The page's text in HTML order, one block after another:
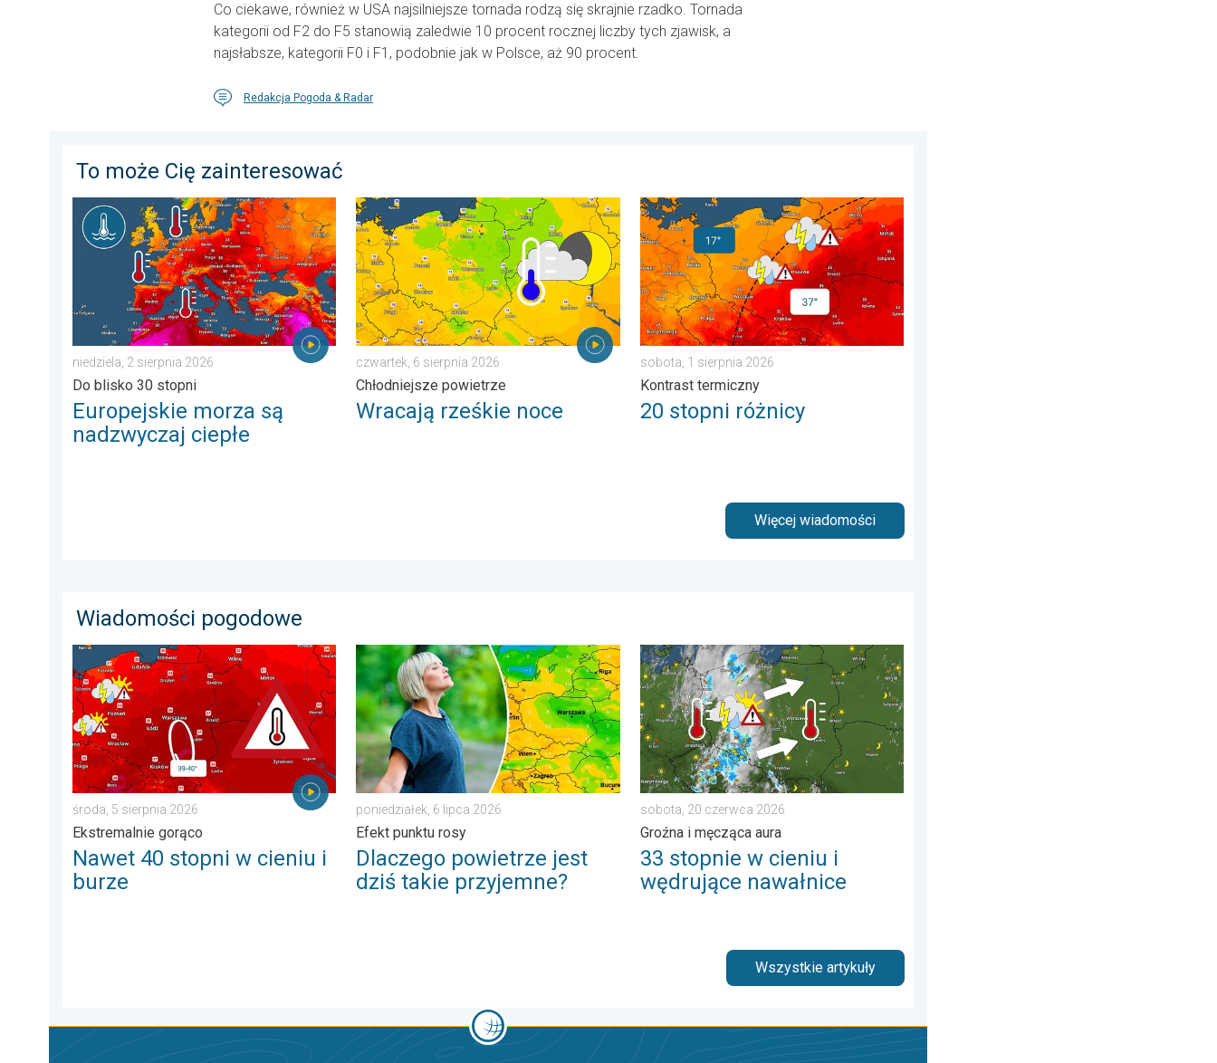
Co ciekawe, również w USA najsilniejsze tornada rodzą się skrajnie rzadko. Tornada
kategorii od F2 do F5 stanowią zaledwie 10 procent rocznej liczby tych zjawisk, a
najsłabsze, kategorii F0 i F1, podobnie jak w Polsce, aż 90 procent.
Redakcja Pogoda & Radar
To może Cię zainteresować
Europejskie morza są nadzwyczaj ciepłe. Do blisko 30 stopni. . . niedziela, 2 sierpnia 2026
niedziela, 2 sierpnia 2026
Do blisko 30 stopni
Europejskie morza są
nadzwyczaj ciepłe
Wracają rześkie noce. Chłodniejsze powietrze. . . czwartek, 6 sierpnia 2026
czwartek, 6 sierpnia 2026
Chłodniejsze powietrze
Wracają rześkie noce
20 stopni różnicy. Kontrast termiczny. . . sobota, 1 sierpnia 2026
sobota, 1 sierpnia 2026
Kontrast termiczny
20 stopni różnicy
Więcej wiadomości
Wiadomości pogodowe
Nawet 40 stopni w cieniu i burze. Ekstremalnie gorąco. . . środa, 5 sierpnia 2026
środa, 5 sierpnia 2026
Ekstremalnie gorąco
Nawet 40 stopni w cieniu i
burze
Dlaczego powietrze jest dziś takie przyjemne?. Efekt punktu rosy. . . poniedziałek, 6 lipca 2026
poniedziałek, 6 lipca 2026
Efekt punktu rosy
Dlaczego powietrze jest
dziś takie przyjemne?
33 stopnie w cieniu i wędrujące nawałnice. Groźna i męcząca aura. . . sobota, 20 czerwca
sobota, 20 czerwca 2026
Groźna i męcząca aura
33 stopnie w cieniu i
wędrujące nawałnice
Wszystkie artykuły